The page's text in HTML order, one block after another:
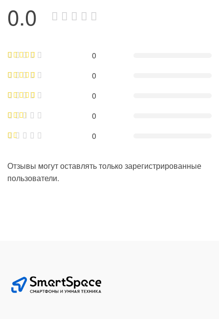
0.0
0
0
0
0
0
Отзывы могут оставлять только зарегистрированные
пользователи.